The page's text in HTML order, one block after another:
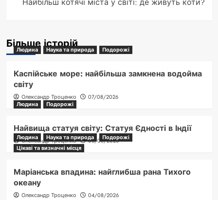
Найбільш котячі міста у світі: де живуть коти?
Більше історій
Людина Наука та природа Подорожі
Каспійське море: найбільша замкнена водойма
світу
Олександр Троценко
07/08/2026
Людина
Подорожі
Найвища статуя світу: Статуя Єдності в Індії
Олександр Троценко 06/08/2026
Людина Наука та природа
Подорожі
Цікаві та визначні місця
Маріанська впадина: найглибша рана Тихого
океану
Олександр Троценко 04/08/2026